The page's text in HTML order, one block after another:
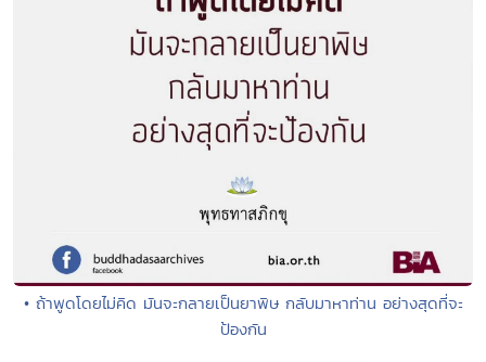
• ถ้าพูดโดยไม่คิด มันจะกลายเป็นยาพิษ กลับมาหาท่าน อย่างสุดที่จะ
ป้องกัน